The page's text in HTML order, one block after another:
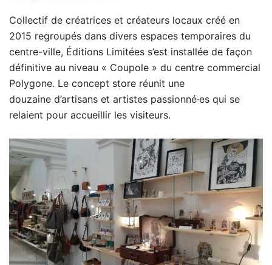
Collectif de créatrices et créateurs locaux créé en
2015 regroupés dans divers espaces temporaires du
centre-ville, Éditions Limitées s’est installée de façon
définitive au niveau « Coupole » du centre commercial
Polygone. Le concept store réunit une
douzaine d’artisans et artistes passionné·es qui se
relaient pour accueillir les visiteurs.